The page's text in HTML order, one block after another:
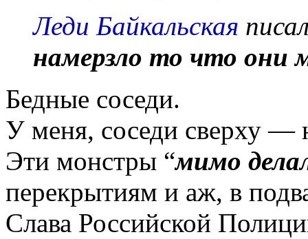
Леди Байкальская
намерзло то что они
Бедные соседи.
У меня, соседи сверху —
Эти монстры “мимо
перекрытиям и аж, в
Слава Российской